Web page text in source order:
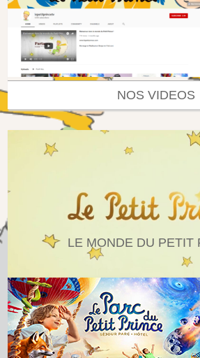
NOS VIDEOS
LE MONDE DU PETIT